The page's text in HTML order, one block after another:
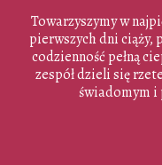
Towarzyszymy w
pierwszych dni ciąży,
codzienność pełną
zespół dzieli się
świadomym i